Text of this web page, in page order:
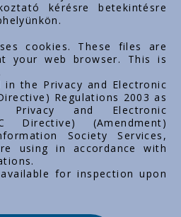
kérésre betekintésre
cookies. These files are
your web browser. This is
in the Privacy and Electronic
Regulations 2003 as
and Electronic
Directive) (Amendment)
Society Services,
using in accordance with
for inspection upon